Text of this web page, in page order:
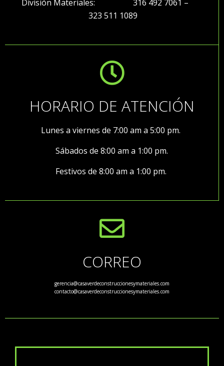
División Materiales: 316 492 7061 –
323 511 1089
HORARIO DE ATENCIÓN
Lunes a viernes de 7:00 am a 5:00 pm.
Sábados de 8:00 am a 1:00 pm.
Festivos de 8:00 am a 1:00 pm.
CORREO
gerencia@casaverdeconstruccionesymateriales.com
contacto@casaverdeconstruccionesymateriales.com